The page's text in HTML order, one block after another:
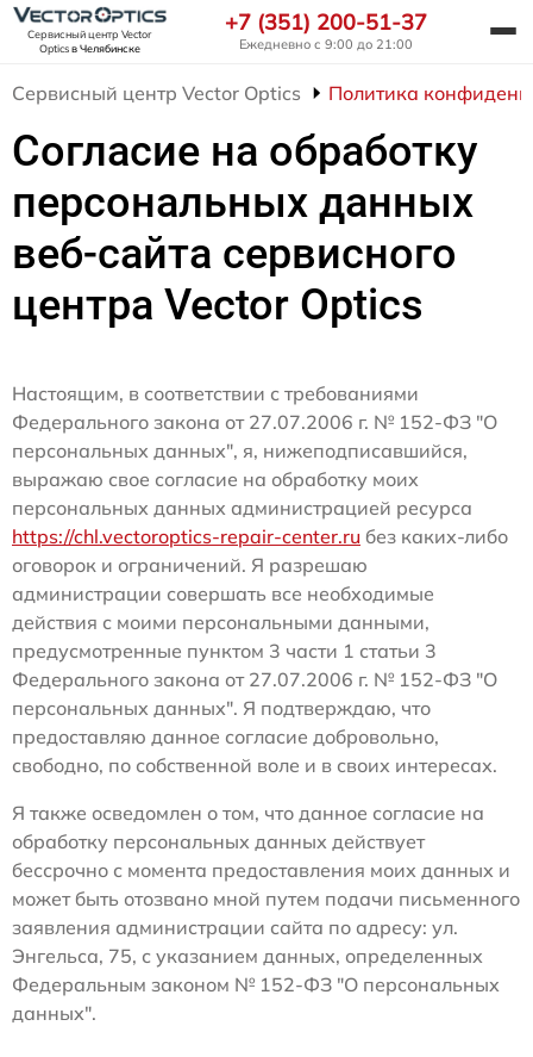
Сервисный центр Vector
Opticsв Челябинске
+7 (351) 200-51-37
Ежедневно с 9:00 до 21:00
Сервисный центр Vector Optics Политика
Согласие на обработку
персональных данных
веб-сайта сервисного
центра Vector Optics
Настоящим, в соответствии с требованиями
Федерального закона от 27.07.2006 г. № 152-ФЗ "О
персональных данных", я, нижеподписавшийся,
выражаю свое согласие на обработку моих
персональных данных администрацией ресурса
https://chl.vectoroptics-repair-center.ru без каких-либо
оговорок и ограничений. Я разрешаю
администрации совершать все необходимые
действия с моими персональными данными,
предусмотренные пунктом 3 части 1 статьи 3
Федерального закона от 27.07.2006 г. № 152-ФЗ "О
персональных данных". Я подтверждаю, что
предоставляю данное согласие добровольно,
свободно, по собственной воле и в своих интересах.
Я также осведомлен о том, что данное согласие на
обработку персональных данных действует
бессрочно с момента предоставления моих данных и
может быть отозвано мной путем подачи письменного
заявления администрации сайта по адресу: ул.
Энгельса, 75, с указанием данных, определенных
Федеральным законом № 152-ФЗ "О персональных
данных".